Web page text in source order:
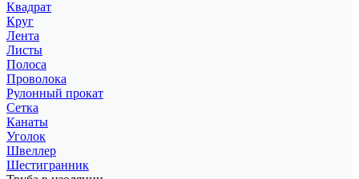
Квадрат
Круг
Лента
Листы
Полоса
Проволока
Рулонный прокат
Сетка
Канаты
Уголок
Швеллер
Шестигранник